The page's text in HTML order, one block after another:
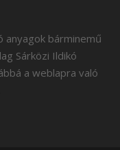
anyagok bárminemű
Sárközi Ildikó
a weblapra való